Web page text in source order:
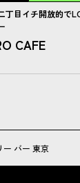
丁目イチ開放的で
CAFE
ー バー 東京